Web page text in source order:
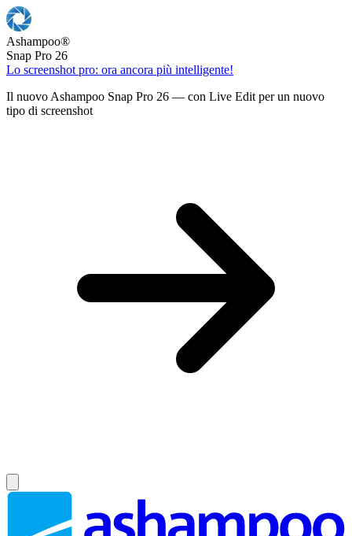
Ashampoo®
Snap Pro 26
Lo screenshot pro: ora ancora più intelligente!
Il nuovo Ashampoo Snap Pro 26 — con Live Edit per un nuovo
tipo di screenshot